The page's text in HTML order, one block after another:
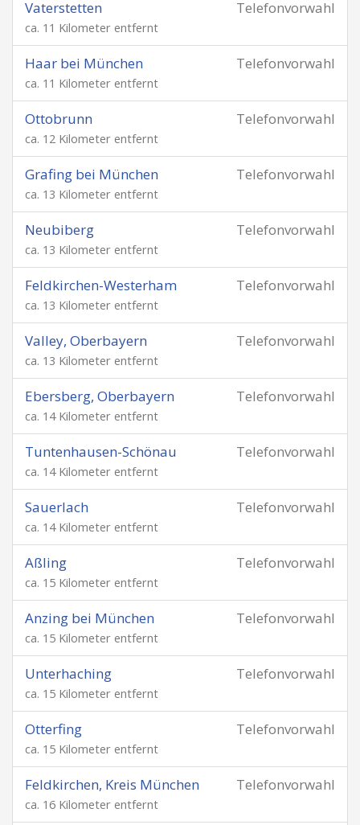
Telefonvorwahl
Vaterstetten
ca. 11 Kilometer entfernt
Telefonvorwahl
Haar bei München
ca. 11 Kilometer entfernt
Telefonvorwahl
Ottobrunn
ca. 12 Kilometer entfernt
Telefonvorwahl
Grafing bei München
ca. 13 Kilometer entfernt
Telefonvorwahl
Neubiberg
ca. 13 Kilometer entfernt
Telefonvorwahl
Feldkirchen-Westerham
ca. 13 Kilometer entfernt
Telefonvorwahl
Valley, Oberbayern
ca. 13 Kilometer entfernt
Telefonvorwahl
Ebersberg, Oberbayern
ca. 14 Kilometer entfernt
Telefonvorwahl
Tuntenhausen-Schönau
ca. 14 Kilometer entfernt
Telefonvorwahl
Sauerlach
ca. 14 Kilometer entfernt
Telefonvorwahl
Aßling
ca. 15 Kilometer entfernt
Telefonvorwahl
Anzing bei München
ca. 15 Kilometer entfernt
Telefonvorwahl
Unterhaching
ca. 15 Kilometer entfernt
Telefonvorwahl
Otterfing
ca. 15 Kilometer entfernt
Telefonvorwahl
Feldkirchen, Kreis München
ca. 16 Kilometer entfernt